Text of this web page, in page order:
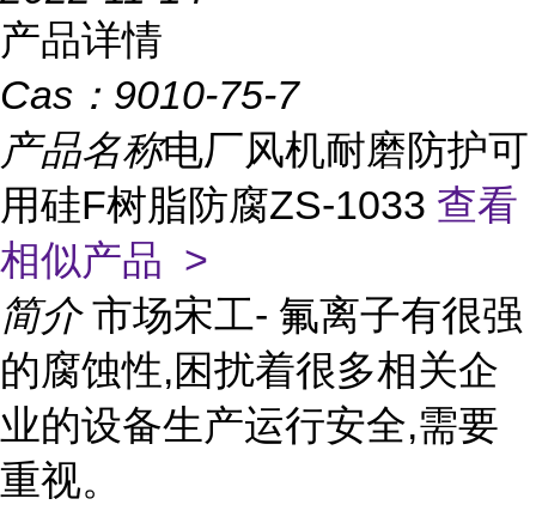
产品详情
Cas： 9010-75-7
产品名称电厂风机耐磨防护可
用硅F树脂防腐ZS-1033 查看
相似产品 >
简介 市场宋工- 氟离子有很强
的腐蚀性,困扰着很多相关企
业的设备生产运行安全,需要
重视。